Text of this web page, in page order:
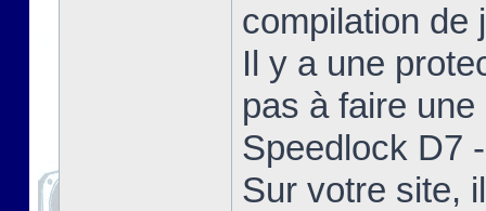
compilation de
Il y a une
pas à faire
Speedlock D7
Sur votre site,